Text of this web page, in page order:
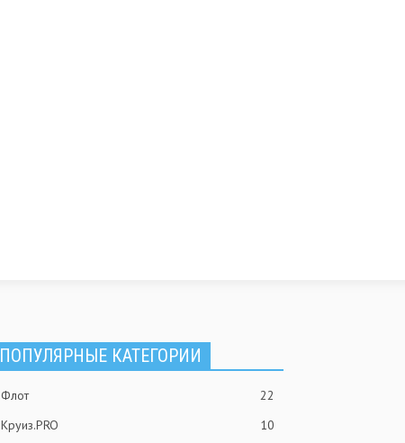
ПОПУЛЯРНЫЕ КАТЕГОРИИ
Флот
22
Круиз.PRO
10